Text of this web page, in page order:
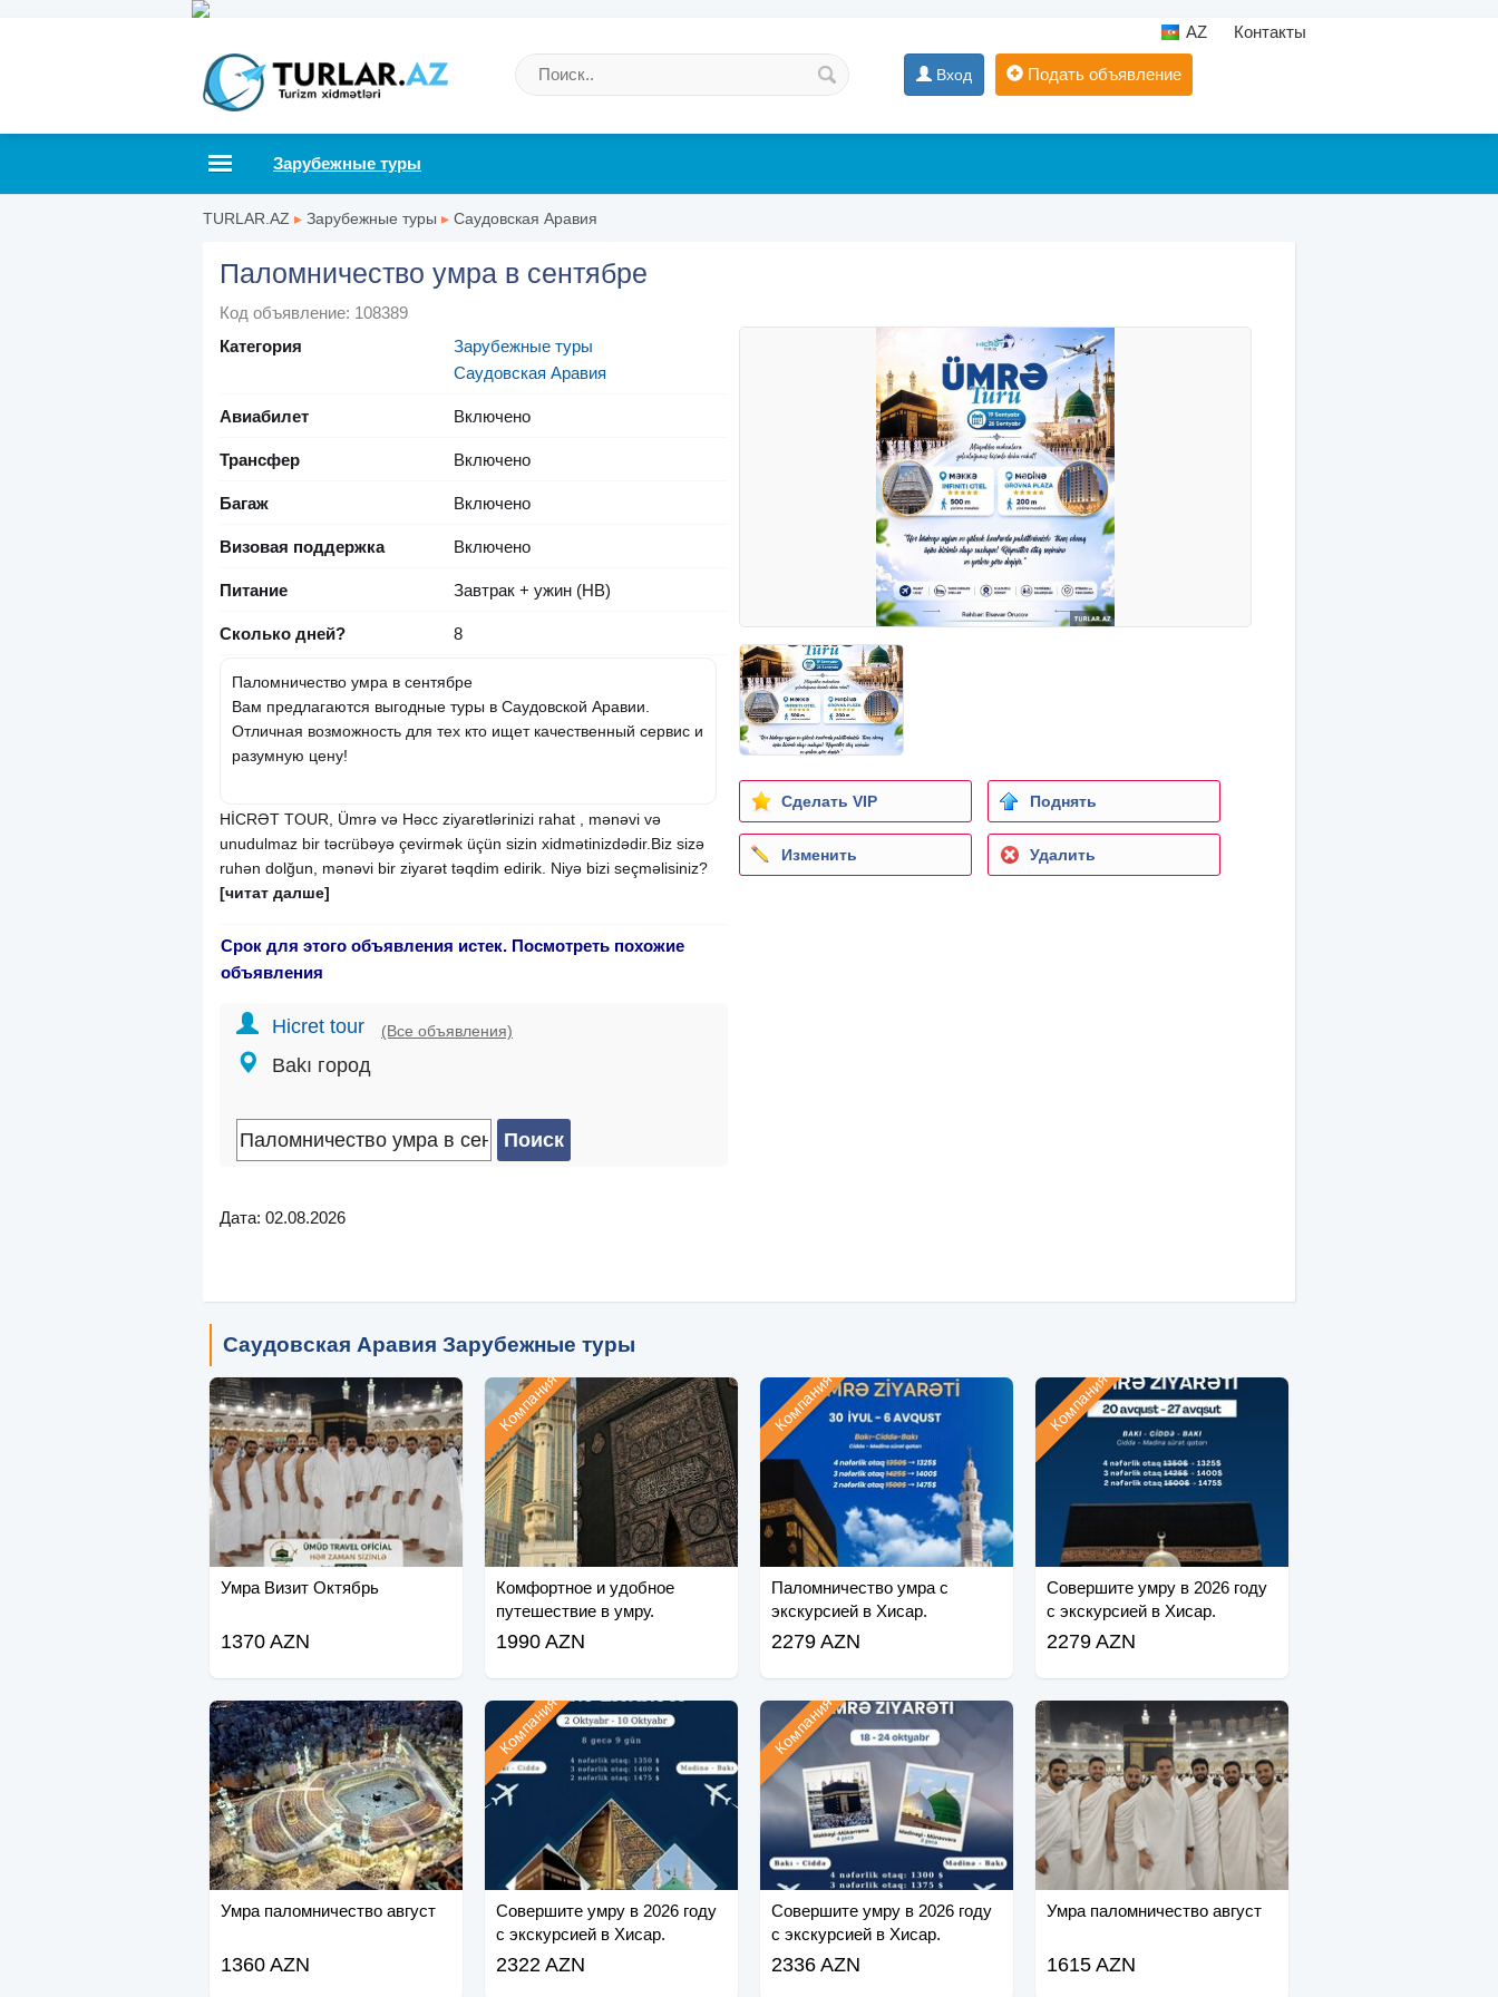
AZ Контакты
Вход Подать объявление
Зарубежные туры
TURLAR.AZ ▸ Зарубежные туры ▸ Саудовская Аравия
Паломничество умра в сентябре
Код объявление: 108389
Категория
Зарубежные туры
Саудовская Аравия
Авиабилет Включено
Трансфер Включено
Багаж Включено
Визовая поддержка Включено
Питание Завтрак + ужин (HB)
Сколько дней? 8
Паломничество умра в сентябре
Вам предлагаются выгодные туры в Саудовской Аравии.
Отличная возможность для тех кто ищет качественный сервис и
разумную цену!
HİCRƏT TOUR, Ümrə və Həcc ziyarətlərinizi rahat , mənəvi və
unudulmaz bir təcrübəyə çevirmək üçün sizin xidmətinizdədir.Biz sizə
ruhən dolğun, mənəvi bir ziyarət təqdim edirik. Niyə bizi seçməlisiniz?
[читат далше]
Срок для этого объявления истек. Посмотреть похожие
объявления
Hicret tour (Все объявления)
Bakı город
Дата: 02.08.2026
Сделать VIP Поднять
Изменить Удалить
Саудовская Аравия Зарубежные туры
Умра Визит Октябрь
1370 AZN
Комфортное и удобное
путешествие в умру.
Компания
1990 AZN
Паломничество умра с
экскурсией в Хисар.
Компания
2279 AZN
Совершите умру в 2026 году
с экскурсией в Хисар.
Компания
2279 AZN
Умра паломничество август
1360 AZN
Совершите умру в 2026 году
с экскурсией в Хисар.
Компания
2322 AZN
Совершите умру в 2026 году
с экскурсией в Хисар.
Компания
2336 AZN
Умра паломничество август
1615 AZN